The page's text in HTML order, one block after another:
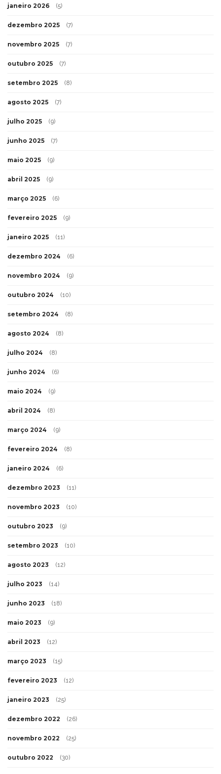
janeiro 2026 (5)
dezembro 2025 (7)
novembro 2025 (7)
outubro 2025 (7)
setembro 2025 (8)
agosto 2025 (7)
julho 2025 (9)
junho 2025 (7)
maio 2025 (9)
abril 2025 (9)
março 2025 (6)
fevereiro 2025 (9)
janeiro 2025 (11)
dezembro 2024 (6)
novembro 2024 (9)
outubro 2024 (10)
setembro 2024 (8)
agosto 2024 (8)
julho 2024 (8)
junho 2024 (6)
maio 2024 (9)
abril 2024 (8)
março 2024 (9)
fevereiro 2024 (8)
janeiro 2024 (6)
dezembro 2023 (11)
novembro 2023 (10)
outubro 2023 (9)
setembro 2023 (10)
agosto 2023 (12)
julho 2023 (14)
junho 2023 (18)
maio 2023 (9)
abril 2023 (12)
março 2023 (15)
fevereiro 2023 (12)
janeiro 2023 (25)
dezembro 2022 (26)
novembro 2022 (25)
outubro 2022 (30)